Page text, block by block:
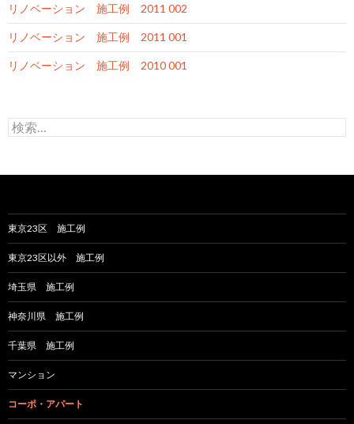
リノベーション 施工例 2011 002
リノベーション 施工例 2011 001
リノベーション 施工例 2010 001
検
索
東京23区 施工例
東京23区以外 施工例
埼玉県 施工例
神奈川県 施工例
千葉県 施工例
マンション
コーポ・アパート